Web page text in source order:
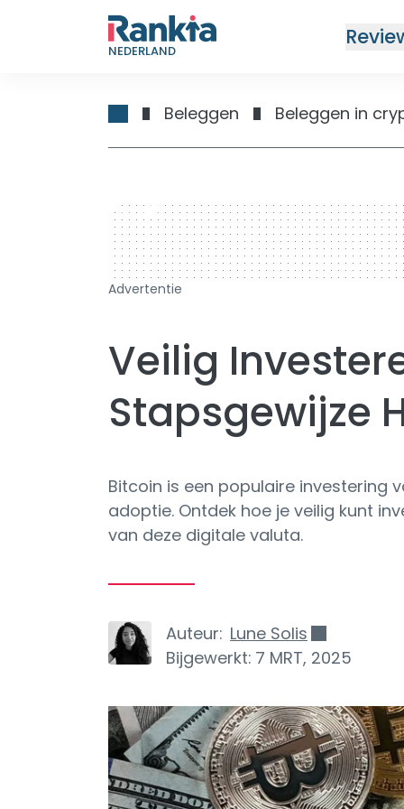
NEDERLAND
Beleggen Beleggen in
728 x 90
Advertentie
Veilig
Stapsgewijze
Bitcoin is een populaire investering
adoptie. Ontdek hoe je veilig kunt
van deze digitale valuta.
Auteur: Lune Solis
Bijgewerkt: 7 MRT, 2025